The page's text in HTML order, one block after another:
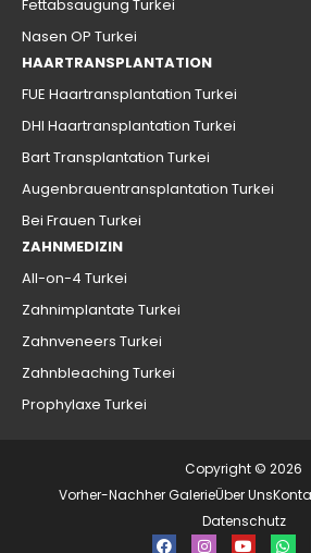
Fettabsaugung Turkei
Nasen OP Turkei
HAARTRANSPLANTATION
FUE Haartransplantation Turkei
DHI Haartransplantation Turkei
Bart Transplantation Turkei
Augenbrauentransplantation Turkei
Bei Frauen Turkei
ZAHNMEDIZIN
All-on-4 Turkei
Zahnimplantate Turkei
Zahnveneers Turkei
Zahnbleaching Turkei
Prophylaxe Turkei
Copyright © 2026
Vorher-Nachher GalerieÜber Uns
Datenschutz